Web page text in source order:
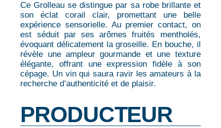
Ce Grolleau se distingue par sa robe brillante et
son éclat corail clair, promettant une belle
expérience sensorielle. Au premier contact, on
est séduit par ses arômes fruités mentholés,
évoquant délicatement la groseille. En bouche, il
révèle une ampleur gourmande et une texture
élégante, offrant une expression fidèle à son
cépage. Un vin qui saura ravir les amateurs à la
recherche d’authenticité et de plaisir.
PRODUCTEUR